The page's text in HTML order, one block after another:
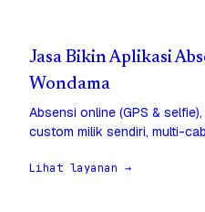
Jasa Bikin Aplikasi
Wondama
Absensi online (GPS &
custom milik sendiri, multi-
Lihat layanan →